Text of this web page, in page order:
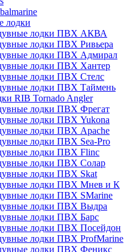
лодки
лодки ПВХ АКВА
лодки ПВХ Ривьера
лодки ПВХ Адмирал
лодки ПВХ Хантер
лодки ПВХ Стелс
лодки ПВХ Таймень
RIB Tornado Angler
лодки ПВХ Фрегат
лодки ПВХ Yukona
лодки ПВХ Apache
лодки ПВХ Sea-Pro
лодки ПВХ Flinc
лодки ПВХ Солар
лодки ПВХ Skat
лодки ПВХ Мнев и К
лодки ПВХ SMarine
лодки ПВХ Выдра
лодки ПВХ Барс
лодки ПВХ Посейдон
лодки ПВХ ProfMarine
лодки ПВХ Феникс